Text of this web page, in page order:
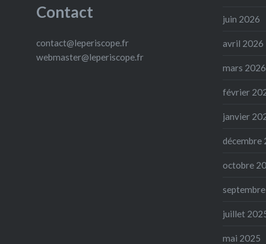
juin 2026
avril 2026
mars 2026
février
janvier
décembre
octobre
juillet
mai 2025
Contact
contact@leperiscope.fr
webmaster@leperiscope.fr